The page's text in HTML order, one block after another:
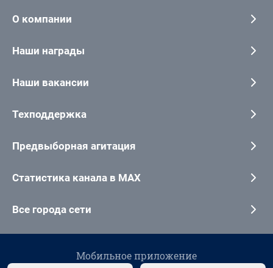
О компании
Наши награды
Наши вакансии
Техподдержка
Предвыборная агитация
Статистика канала в MAX
Все города сети
Мобильное приложение